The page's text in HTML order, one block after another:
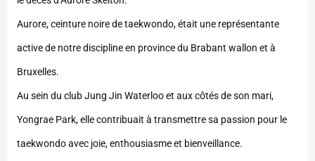
Aurore, ceinture noire de taekwondo, était une représentante
active de notre discipline en province du Brabant wallon et à
Bruxelles.
Au sein du club Jung Jin Waterloo et aux côtés de son mari,
Yongrae Park, elle contribuait à transmettre sa passion pour le
taekwondo avec joie, enthousiasme et bienveillance.